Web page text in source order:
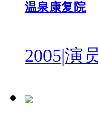
温泉康复院
2005|演